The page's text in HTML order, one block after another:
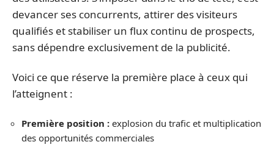
devancer ses concurrents, attirer des visiteurs
qualifiés et stabiliser un flux continu de prospects,
sans dépendre exclusivement de la publicité.
Voici ce que réserve la première place à ceux qui
l’atteignent :
Première position : explosion du trafic et multiplication
des opportunités commerciales